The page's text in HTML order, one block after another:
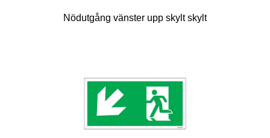
Nödutgång vänster upp skylt skylt